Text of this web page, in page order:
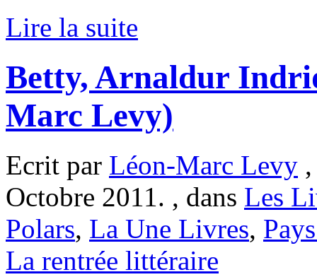
Lire la suite
Betty, Arnaldur
Marc Levy)
Ecrit par Léon-Marc Levy
Octobre 2011. , dans Les
Polars, La Une Livres,
La rentrée littéraire